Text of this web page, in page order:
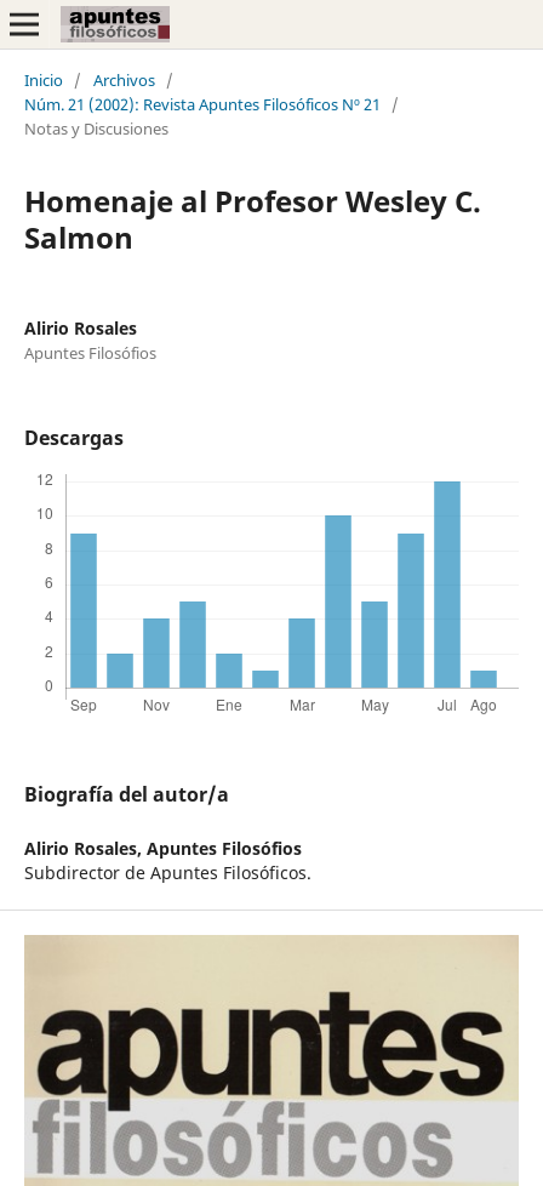
Inicio / Archivos /
Núm. 21 (2002): Revista Apuntes Filosóficos Nº 21
/
Notas y Discusiones
Homenaje al Profesor Wesley C.
Salmon
Alirio Rosales
Apuntes Filosófios
Descargas
Biografía del autor/a
Alirio Rosales, Apuntes Filosófios
Subdirector de Apuntes Filosóficos.